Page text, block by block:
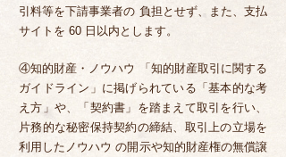
引料等を下請事業者の 負担とせず、また、支払
サイトを 60 日以内とします。
④知的財産・ノウハウ 「知的財産取引に関する
ガイドライン」に掲げられている「基本的な考
え方」や、「契約書」を踏まえて取引を行い、
片務的な秘密保持契約の締結、取引上の立場を
利用したノウハウ の開示や知的財産権の無償譲